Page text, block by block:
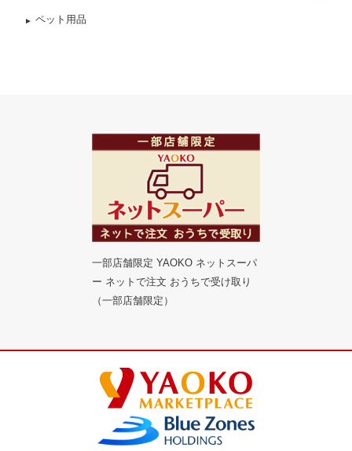
ペット用品
一部店舗限定 YAOKO ネットスーパ
ー ネットで注文 おうちで受け取り
（一部店舗限定）